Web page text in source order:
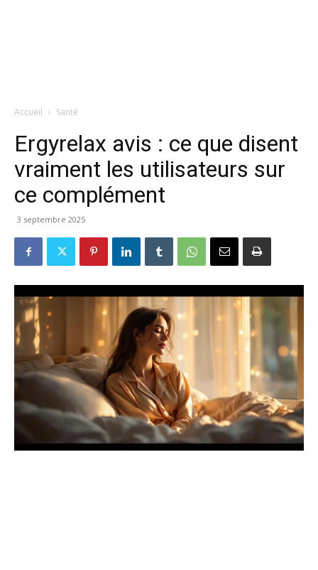
Accueil Santé
Ergyrelax avis : ce que disent
vraiment les utilisateurs sur
ce complément
3 septembre 2025